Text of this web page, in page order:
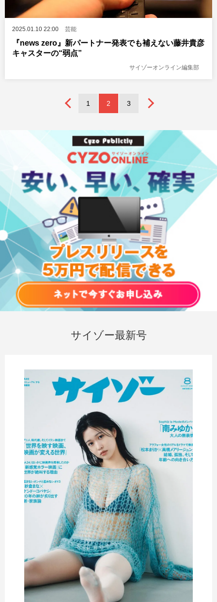
2025.01.10 22:00 芸能
『news zero』新パートナー発表でも補えない藤井貴彦
キャスターの“弱点”
サイゾーオンライン編集部
1 2 3
サイゾー最新号